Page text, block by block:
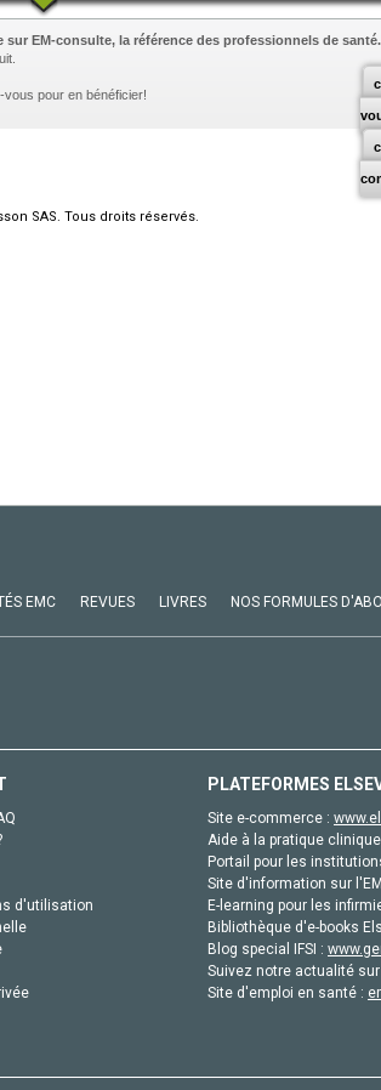
sur EM-consulte, la référence des professionnels de santé.
vous pour en bénéficier!
SAS. Tous droits réservés.
EMC REVUES LIVRES NOS FORMULES
d'utilisation
PLATEFORMES
Site e-commerce :
Aide à la pratique
Portail pour les
Site d'information sur
E-learning pour les
Bibliothèque d'e-books
Blog special IFSI :
Suivez notre actualité
Site d'emploi en santé :